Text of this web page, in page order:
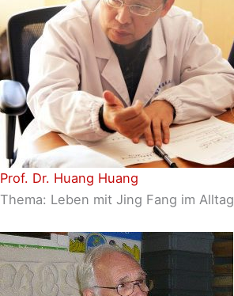
Prof. Dr. Huang Huang
Thema: Leben mit Jing Fang im Alltag